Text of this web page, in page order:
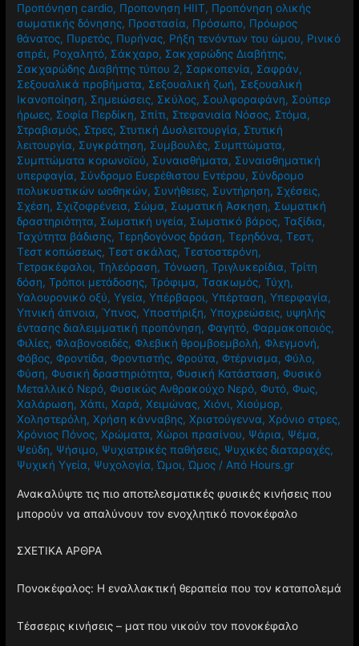
Προπόνηση cardio, Προπονηση HIIT, Προπόνηση ολικής
σωματικής δόνησης, Προστασία, Πρόσωπο, Πρόωρος
θάνατος, Πυρετός, Πυρήνας, Ρήξη τενόντων του ώμου, Ρινικό
σπρέι, Ροχαλητό, Σάκχαρο, Σακχαρώδης Διαβήτης,
Σακχαρώδης Διαβήτης τύπου 2, Σαρκοπενία, Σαφράν,
Σεξουαλικά προβήματα, Σεξουαλική ζωή, Σεξουαλική
Ικανοποίηση, Σημειώσεις, Σκύλος, Σουλφοραφάνη, Σούπερ
ήρωες, Σοφία Περδίκη, Σπίτι, Στεφανιαία Νόσος, Στόμα,
Στραβισμός, Στρες, Στυτική Δυσλειτουργία, Στυτική
λειτουργία, Συγκράτηση, Συμβουλές, Συμπτώματα,
Συμπτώματα κορωνοϊού, Συναισθήματα, Συναισθηματική
υπερφαγία, Σύνδρομο Ευερέθιστου Εντέρου, Σύνδρομο
πολυκυστικών ωοθηκών, Συνήθειες, Συντήρηση, Σχέσεις,
Σχέση, Σχιζοφρένεια, Σώμα, Σωματική Άσκηση, Σωματική
δραστηριότητα, Σωματική υγεία, Σωματικό βάρος,Ταξίδια,
Ταχύτητα βάδισης,Τερηδογόνος δράση,Τερηδόνα,Τεστ,
Τεστ κοπώσεως,Τεστ σκάλας,Τεστοστερόνη,
Τετρακέφαλοι,Τηλεόραση,Τόνωση,Τριγλυκερίδια,Τρίτη
δόση,Τρόποι μετάδοσης,Τρόφιμα,Τσακωμός,Τύχη,
Υαλουρονικό οξύ,Υγεία,Υπέρβαροι,Υπέρταση,Υπερφαγία,
Υπνική άπνοια,Ύπνος,Υποστήριξη,Υποχρεώσεις, υψηλής
έντασης διαλειμματική προπόνηση,Φαγητό,Φαρμακοποιός,
Φιλίες,Φλαβονοειδές,Φλεβική θρομβοεμβολή,Φλεγμονή,
Φόβος,Φροντίδα,Φροντιστής,Φρούτα,Φτέρνισμα,Φύλο,
Φύση,Φυσική δραστηριότητα,Φυσική Κατάσταση,Φυσικό
Μεταλλικό Νερό,Φυσικώς Ανθρακούχο Νερό,Φυτό,Φως,
Χαλάρωση,Χάπι,Χαρά,Χειμώνας,Χιόνι,Χιούμορ,
Χοληστερόλη,Χρήση κάνναβης,Χριστούγεννα,Χρόνιο στρες,
Χρόνιος Πόνος,Χρώματα,Χώροι πρασίνου, Ψάρια, Ψέμα,
Ψεύδη, Ψήσιμο, Ψυχιατρικές παθήσεις, Ψυχικές διαταραχές,
Ψυχική Υγεία, Ψυχολογία,Ώμοι,Ώμος / Από Hours.gr
Ανακαλύψτε τις πιο αποτελεσματικές φυσικές κινήσεις που
μπορούν να απαλύνουν τον ενοχλητικό πονοκέφαλο
ΣΧΕΤΙΚΑ ΑΡΘΡΑ
Πονοκέφαλος: Η εναλλακτική θεραπεία που τον καταπολεμά
Τέσσερις κινήσεις – ματ που νικούν τον πονοκέφαλο